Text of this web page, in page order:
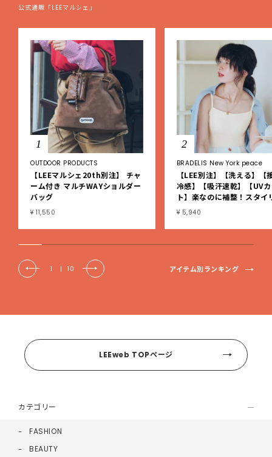
公式通販「LEEマルシェ」
1
OUTDOOR PRODUCTS
【LEEマルシェ20th別注】 チャ
ーム付き マルチWAYショルダー
バッグ
¥ 11,550
2
BRADELIS New York peace
【LEE別注】【洗える】【
冷感】【吸汗速乾】【UV
ト】楽なのに補整！スタイ
シュ綿混ブラキャミ
¥ 5,940
1 | 10 アイテム別ランキング
LEEweb TOPページ
カテゴリー
FASHION
BEAUTY